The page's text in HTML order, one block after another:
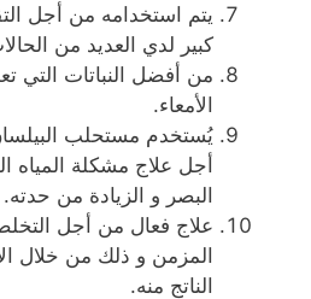
يتم استخدامه من أجل
كبير لدي العديد من
من أفضل النباتات التي
الأمعاء.
يُستخدم مستحلب
أجل علاج مشكلة المياه
البصر و الزيادة من حدته.
علاج فعال من أجل
المزمن و ذلك من خلال
الناتج منه.